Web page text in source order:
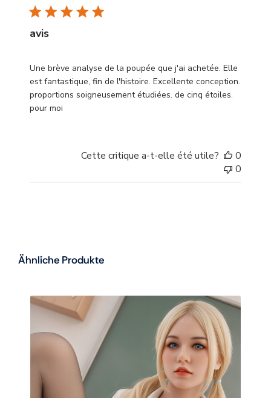
avis
Une brève analyse de la poupée que j'ai achetée. Elle
est fantastique, fin de l'histoire. Excellente conception.
proportions soigneusement étudiées. de cinq étoiles.
pour moi
Cette critique a-t-elle été utile?
0
0
Ähnliche Produkte